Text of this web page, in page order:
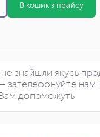
В кошик з прайсу
знайшли якусь
зателефонуйте нам
допоможуть